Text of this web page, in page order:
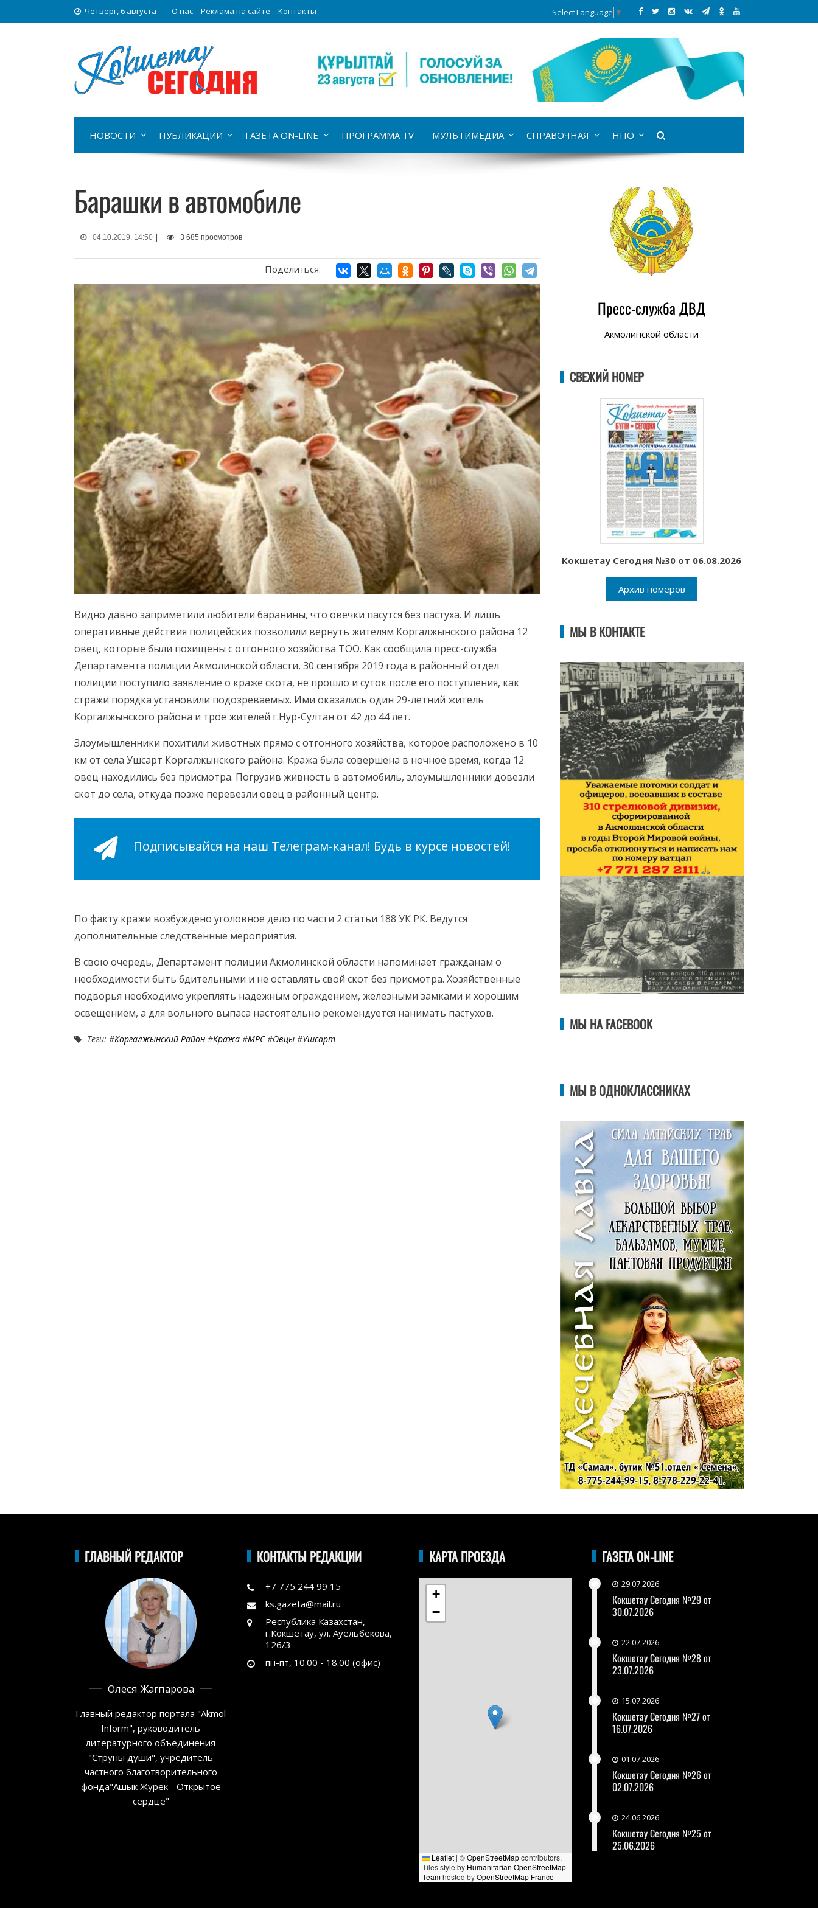
Четверг, 6 августа О нас Реклама на сайте Контакты Select Language ▼
НОВОСТИ ПУБЛИКАЦИИ ГАЗЕТА ON-LINE ПРОГРАММА TV МУЛЬТИМЕДИА СПРАВОЧНАЯ НПО
Барашки в автомобиле
04.10.2019, 14:50 | 3 685 просмотров
Поделиться:
Видно давно заприметили любители баранины, что овечки пасутся без пастуха. И лишь
оперативные действия полицейских позволили вернуть жителям Коргалжынского района 12
овец, которые были похищены с отгонного хозяйства ТОО. Как сообщила пресс-служба
Департамента полиции Акмолинской области, 30 сентября 2019 года в районный отдел
полиции поступило заявление о краже скота, не прошло и суток после его поступления, как
стражи порядка установили подозреваемых. Ими оказались один 29-летний житель
Коргалжынского района и трое жителей г.Нур-Султан от 42 до 44 лет.
Злоумышленники похитили животных прямо с отгонного хозяйства, которое расположено в 10
км от села Ушсарт Коргалжынского района. Кража была совершена в ночное время, когда 12
овец находились без присмотра. Погрузив живность в автомобиль, злоумышленники довезли
скот до села, откуда позже перевезли овец в районный центр.
Подписывайся на наш Телеграм-канал! Будь в курсе новостей!
По факту кражи возбуждено уголовное дело по части 2 статьи 188 УК РК. Ведутся
дополнительные следственные мероприятия.
В свою очередь, Департамент полиции Акмолинской области напоминает гражданам о
необходимости быть бдительными и не оставлять свой скот без присмотра. Хозяйственные
подворья необходимо укреплять надежным ограждением, железными замками и хорошим
освещением, а для вольного выпаса настоятельно рекомендуется нанимать пастухов.
Теги: #Коргалжынский Район #Кража #МРС#Овцы #Ушсарт
Пресс-служба ДВД
Акмолинской области
СВЕЖИЙ НОМЕР
Кокшетау Сегодня №30 от 06.08.2026
Архив номеров
МЫ В КОНТАКТЕ
МЫ НА FACEBOOK
МЫ В ОДНОКЛАССНИКАХ
ГЛАВНЫЙ РЕДАКТОР
Олеся Жагпарова
Главный редактор портала "Akmol
Inform", руководитель
литературного объединения
"Струны души", учредитель
частного благотворительного
фонда"Ашык Журек - Открытое
сердце"
КОНТАКТЫ РЕДАКЦИИ
+7 775 244 99 15
ks.gazeta@mail.ru
Республика Казахстан,
г.Кокшетау, ул. Ауельбекова,
126/3
пн-пт, 10.00 - 18.00 (офис)
КАРТА ПРОЕЗДА
+
−
Leaflet | ©OpenStreetMapcontributors,
Tiles style by Humanitarian OpenStreetMap
Teamhosted byOpenStreetMap France
ГАЗЕТА ON-LINE
29.07.2026
Кокшетау Сегодня №29 от
30.07.2026
22.07.2026
Кокшетау Сегодня №28 от
23.07.2026
15.07.2026
Кокшетау Сегодня №27 от
16.07.2026
01.07.2026
Кокшетау Сегодня №26 от
02.07.2026
24.06.2026
Кокшетау Сегодня №25 от
25.06.2026